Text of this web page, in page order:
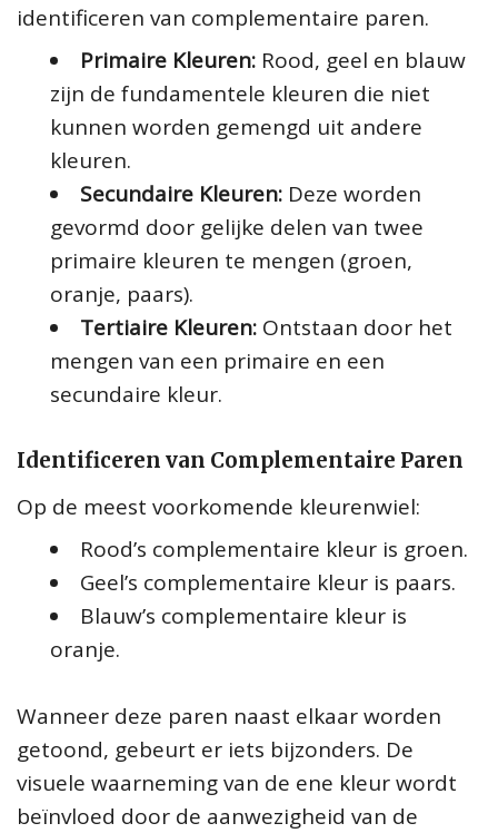
identificeren van complementaire paren.
Primaire Kleuren: Rood, geel en blauw
zijn de fundamentele kleuren die niet
kunnen worden gemengd uit andere
kleuren.
Secundaire Kleuren: Deze worden
gevormd door gelijke delen van twee
primaire kleuren te mengen (groen,
oranje, paars).
Tertiaire Kleuren: Ontstaan door het
mengen van een primaire en een
secundaire kleur.
Identificeren van Complementaire Paren
Op de meest voorkomende kleurenwiel:
Rood’s complementaire kleur is groen.
Geel’s complementaire kleur is paars.
Blauw’s complementaire kleur is
oranje.
Wanneer deze paren naast elkaar worden
getoond, gebeurt er iets bijzonders. De
visuele waarneming van de ene kleur wordt
beïnvloed door de aanwezigheid van de